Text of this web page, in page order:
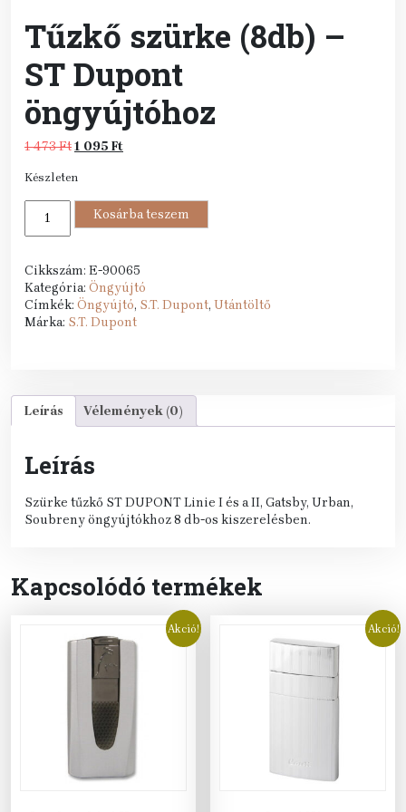
Tűzkő szürke (8db) –
ST Dupont
öngyújtóhoz
1 473FtOriginal
was:
1
473 Ft.
1 095 FtCurrent
1
095 Ft.
Készleten
szürke
ST
Dupont
öngyújtóhoz
mennyiség
Kosárba teszem
Cikkszám: E-90065
Kategória: Öngyújtó
Címkék: Öngyújtó, S.T. Dupont, Utántöltő
Márka: S.T. Dupont
Leírás Vélemények (0)
Leírás
Szürke tűzkő ST DUPONT Linie I és a II, Gatsby, Urban,
Soubreny öngyújtókhoz 8 db-os kiszerelésben.
Kapcsolódó termékek
Akció! Akció!